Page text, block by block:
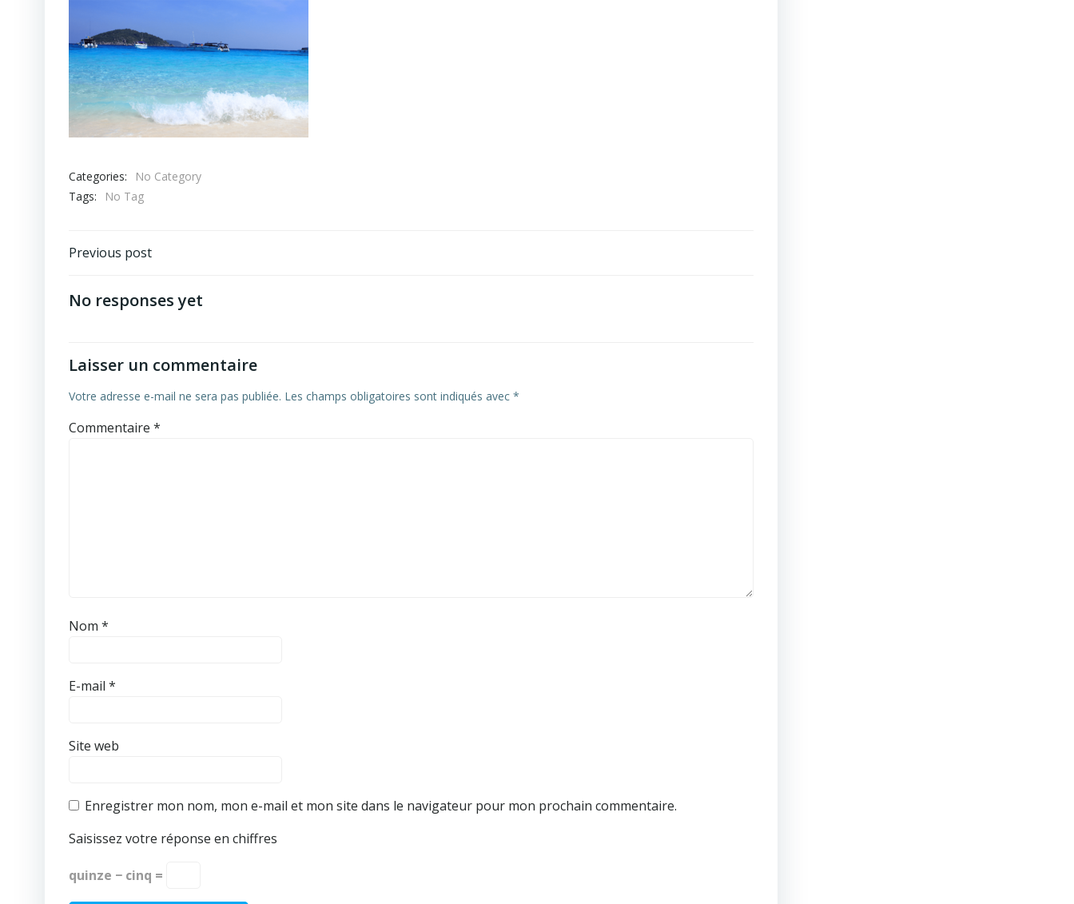
Categories:
No Category
Tags:
No Tag
Previous post
No responses yet
Laisser un commentaire
Votre adresse e-mail ne sera pas publiée. Les champs obligatoires sont indiqués avec *
Commentaire *
Nom *
E-mail *
Site web
Enregistrer mon nom, mon e-mail et mon site dans le navigateur pour mon prochain commentaire.
Saisissez votre réponse en chiffres
quinze − cinq =